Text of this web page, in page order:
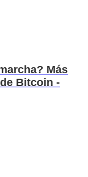
Más
Bitcoin -